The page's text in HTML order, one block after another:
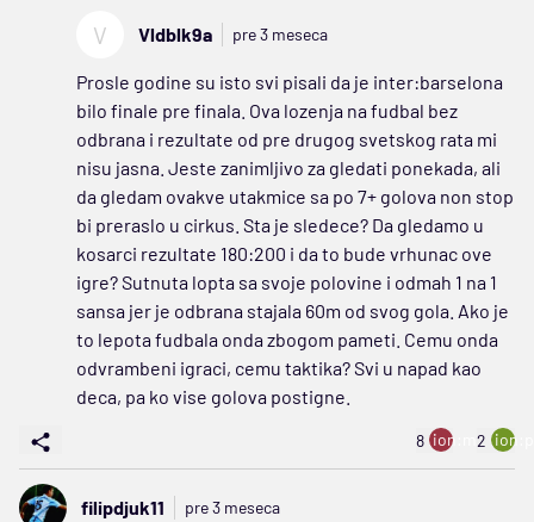
V Vldblk9a pre 3 meseca
Prosle godine su isto svi pisali da je inter:barselona
bilo finale pre finala. Ova lozenja na fudbal bez
odbrana i rezultate od pre drugog svetskog rata mi
nisu jasna. Jeste zanimljivo za gledati ponekada, ali
da gledam ovakve utakmice sa po 7+ golova non stop
bi preraslo u cirkus. Sta je sledece? Da gledamo u
kosarci rezultate 180:200 i da to bude vrhunac ove
igre? Sutnuta lopta sa svoje polovine i odmah 1 na 1
sansa jer je odbrana stajala 60m od svog gola. Ako je
to lepota fudbala onda zbogom pameti. Cemu onda
odvrambeni igraci, cemu taktika? Svi u napad kao
deca, pa ko vise golova postigne.
8 ion:minus
2
filipdjuk11 pre 3 meseca